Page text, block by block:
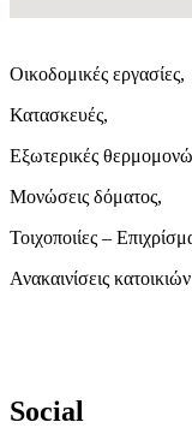
Οικοδομικές εργασίες,
Κατασκευές,
Εξωτερικές
Μονώσεις δόματος,
Τοιχοποιίες –
Ανακαινίσεις κατοικιών
Social